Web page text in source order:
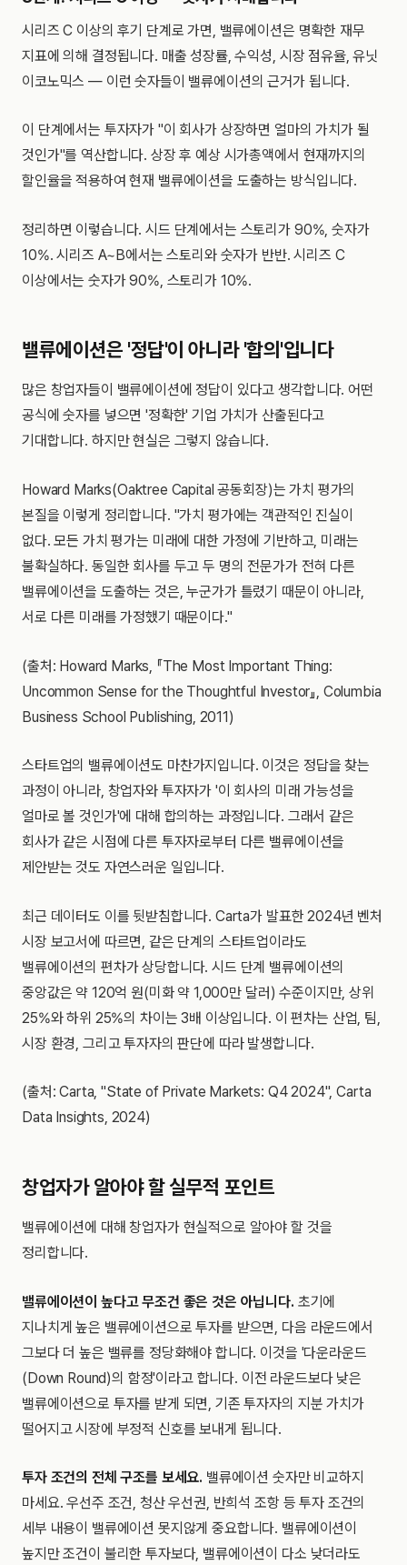
시리즈 C 이상의 후기 단계로 가면, 밸류에이션은 명확한 재무
지표에 의해 결정됩니다. 매출 성장률, 수익성, 시장 점유율, 유닛
이코노믹스 — 이런 숫자들이 밸류에이션의 근거가 됩니다.
이 단계에서는 투자자가 "이 회사가 상장하면 얼마의 가치가 될
것인가"를 역산합니다. 상장 후 예상 시가총액에서 현재까지의
할인율을 적용하여 현재 밸류에이션을 도출하는 방식입니다.
정리하면 이렇습니다. 시드 단계에서는 스토리가 90%, 숫자가
10%. 시리즈 A~B에서는 스토리와 숫자가 반반. 시리즈 C
이상에서는 숫자가 90%, 스토리가 10%.
밸류에이션은 '정답'이 아니라 '합의'입니다
많은 창업자들이 밸류에이션에 정답이 있다고 생각합니다. 어떤
공식에 숫자를 넣으면 '정확한' 기업 가치가 산출된다고
기대합니다. 하지만 현실은 그렇지 않습니다.
Howard Marks(Oaktree Capital 공동회장)는 가치 평가의
본질을 이렇게 정리합니다. "가치 평가에는 객관적인 진실이
없다. 모든 가치 평가는 미래에 대한 가정에 기반하고, 미래는
불확실하다. 동일한 회사를 두고 두 명의 전문가가 전혀 다른
밸류에이션을 도출하는 것은, 누군가가 틀렸기 때문이 아니라,
서로 다른 미래를 가정했기 때문이다."
(출처: Howard Marks, 『The Most Important Thing:
Uncommon Sense for the Thoughtful Investor』, Columbia
Business School Publishing, 2011)
스타트업의 밸류에이션도 마찬가지입니다. 이것은 정답을 찾는
과정이 아니라, 창업자와 투자자가 '이 회사의 미래 가능성을
얼마로 볼 것인가'에 대해 합의하는 과정입니다. 그래서 같은
회사가 같은 시점에 다른 투자자로부터 다른 밸류에이션을
제안받는 것도 자연스러운 일입니다.
최근 데이터도 이를 뒷받침합니다. Carta가 발표한 2024년 벤처
시장 보고서에 따르면, 같은 단계의 스타트업이라도
밸류에이션의 편차가 상당합니다. 시드 단계 밸류에이션의
중앙값은 약 120억 원(미화 약 1,000만 달러) 수준이지만, 상위
25%와 하위 25%의 차이는 3배 이상입니다. 이 편차는 산업, 팀,
시장 환경, 그리고 투자자의 판단에 따라 발생합니다.
(출처: Carta, "State of Private Markets: Q4 2024", Carta
Data Insights, 2024)
창업자가 알아야 할 실무적 포인트
밸류에이션에 대해 창업자가 현실적으로 알아야 할 것을
정리합니다.
밸류에이션이 높다고 무조건 좋은 것은 아닙니다. 초기에
지나치게 높은 밸류에이션으로 투자를 받으면, 다음 라운드에서
그보다 더 높은 밸류를 정당화해야 합니다. 이것을 '다운라운드
(Down Round)의 함정'이라고 합니다. 이전 라운드보다 낮은
밸류에이션으로 투자를 받게 되면, 기존 투자자의 지분 가치가
떨어지고 시장에 부정적 신호를 보내게 됩니다.
투자 조건의 전체 구조를 보세요. 밸류에이션 숫자만 비교하지
마세요. 우선주 조건, 청산 우선권, 반희석 조항 등 투자 조건의
세부 내용이 밸류에이션 못지않게 중요합니다. 밸류에이션이
높지만 조건이 불리한 투자보다, 밸류에이션이 다소 낮더라도